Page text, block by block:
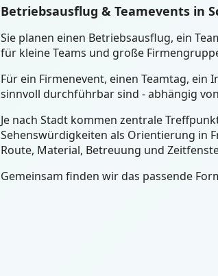
Betriebsausflug & Teamevents in
Sie planen einen Betriebsausflug, ein
für kleine Teams und große
Für ein Firmenevent, einen Teamtag,
sinnvoll durchführbar sind - abhängig
Je nach Stadt kommen zentrale
Sehenswürdigkeiten als Orientierung in
Route, Material, Betreuung und
Gemeinsam finden wir das passende